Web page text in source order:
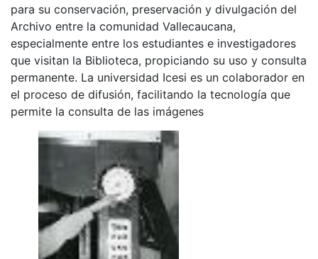
para su conservación, preservación y divulgación del
Archivo entre la comunidad Vallecaucana,
especialmente entre los estudiantes e investigadores
que visitan la Biblioteca, propiciando su uso y consulta
permanente. La universidad Icesi es un colaborador en
el proceso de difusión, facilitando la tecnología que
permite la consulta de las imágenes